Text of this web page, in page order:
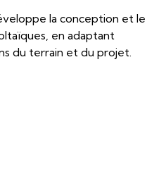
la conception et le
en adaptant
du terrain et du projet.